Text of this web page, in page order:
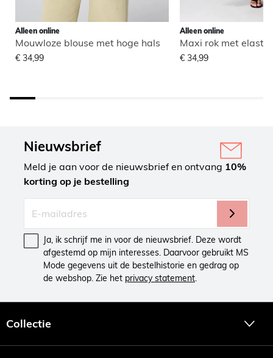
Alleen online
Mouwloze blouse met hoge hals
€ 34,99
Alleen online
Maxi rok met
€ 34,99
Nieuwsbrief
Meld je aan voor de nieuwsbrief en ontvang 10%
korting op je bestelling
Ja, ik schrijf me in voor de nieuwsbrief. Deze wordt
afgestemd op mijn interesses. Daarvoor gebruikt MS
Mode gegevens uit de bestelhistorie en gedrag op
de webshop. Zie het privacy statement.
Collectie